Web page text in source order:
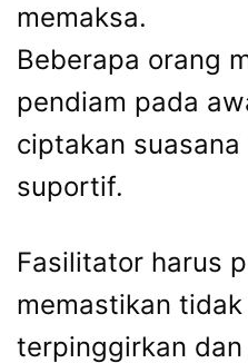
memaksa.
Beberapa orang
pendiam pada
ciptakan
suportif.
Fasilitator harus
memastikan
terpinggirkan